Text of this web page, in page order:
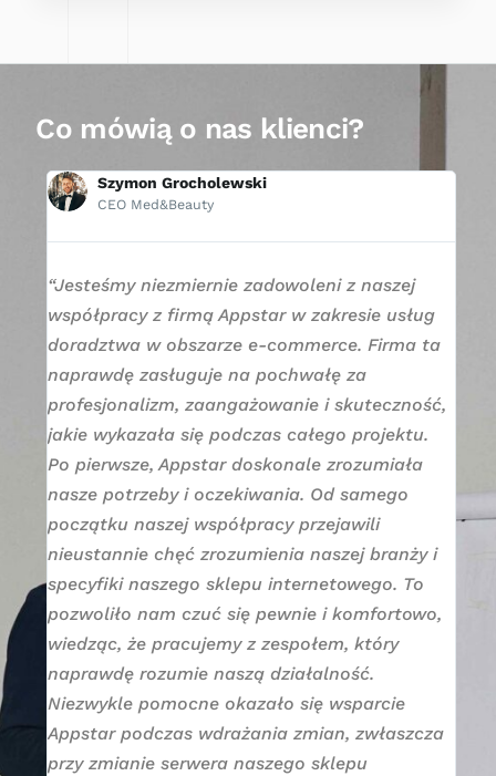
Co mówią o nas klienci?
Szymon Grocholewski
CEO Med&Beauty
“Jesteśmy niezmiernie zadowoleni z naszej
współpracy z firmą Appstar w zakresie usług
doradztwa w obszarze e-commerce. Firma ta
naprawdę zasługuje na pochwałę za
profesjonalizm, zaangażowanie i skuteczność,
jakie wykazała się podczas całego projektu.
Po pierwsze, Appstar doskonale zrozumiała
nasze potrzeby i oczekiwania. Od samego
początku naszej współpracy przejawili
nieustannie chęć zrozumienia naszej branży i
specyfiki naszego sklepu internetowego. To
pozwoliło nam czuć się pewnie i komfortowo,
wiedząc, że pracujemy z zespołem, który
naprawdę rozumie naszą działalność.
Niezwykle pomocne okazało się wsparcie
Appstar podczas wdrażania zmian, zwłaszcza
przy zmianie serwera naszego sklepu